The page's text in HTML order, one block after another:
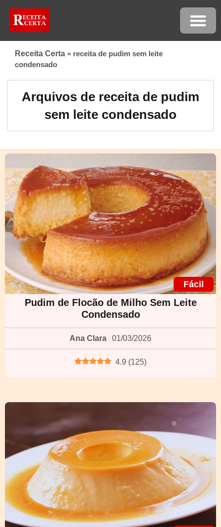
Receita Certa » receita de pudim sem leite
condensado
Arquivos de receita de pudim
sem leite condensado
Fácil
Pudim de Flocão de Milho Sem Leite
Condensado
Ana Clara 01/03/2026
4.9 (125)